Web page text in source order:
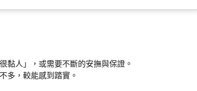
黏人」，或需要不斷的安撫與保證。
多，較能感到踏實。